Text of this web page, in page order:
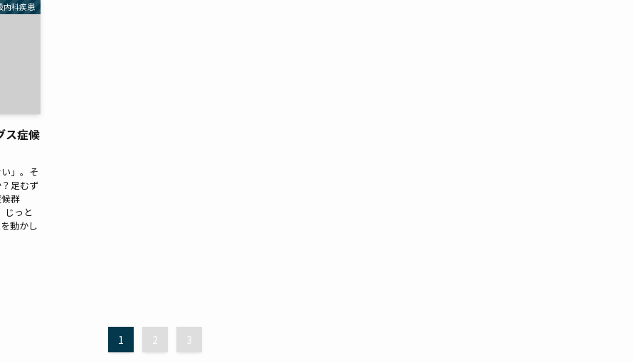
内科疾患
ス症候
」。そ
足むず
群
じっと
動かし
1 2 3